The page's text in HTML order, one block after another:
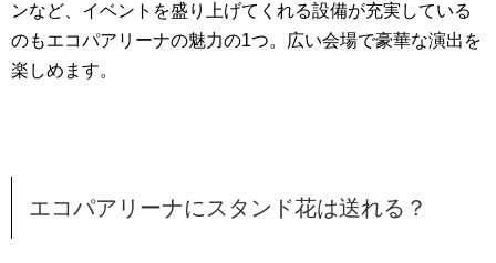
ンなど、イベントを盛り上げてくれる設備が充実している
のもエコパアリーナの魅力の1つ。広い会場で豪華な演出を
楽しめます。
エコパアリーナにスタンド花は送れる？